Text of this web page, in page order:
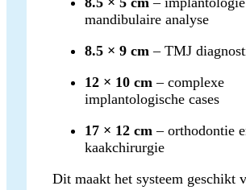
mandibulaire analyse
8.5 × 9 cm – TMJ
12 × 10 cm – complexe
implantologische cases
17 × 12 cm – orthodontie
kaakchirurgie
Dit maakt het systeem geschikt